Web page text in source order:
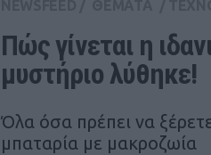
Πώς γίνεται η
μυστήριο λύθηκε!
Όλα όσα πρέπει να
μπαταρία με μακροζωία